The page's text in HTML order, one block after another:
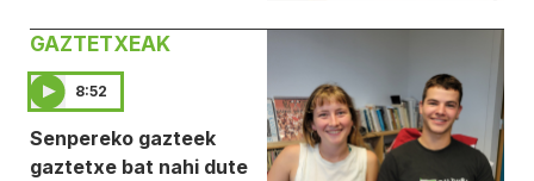
GAZTETXEAK
8:52
Senpereko gazteek
gaztetxe bat nahi dute